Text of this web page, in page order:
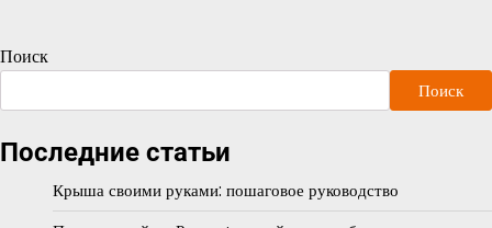
Поиск
Поиск
Последние статьи
Крыша своими руками: пошаговое руководство